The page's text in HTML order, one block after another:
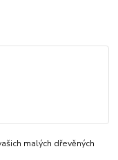
malých dřevěných